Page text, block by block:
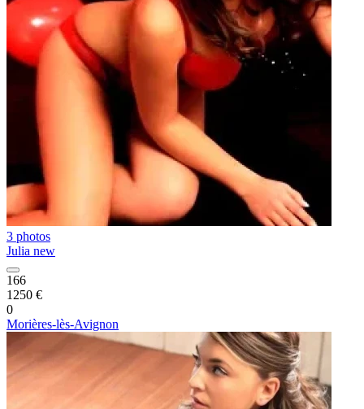
3 photos
Julia new
166
1250 €
0
Morières-lès-Avignon